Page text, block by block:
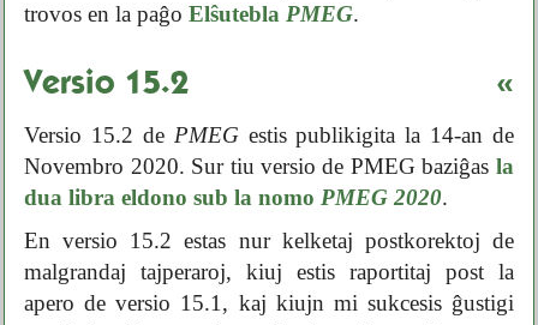
trovos en la paĝoElŝuteblaPMEG.
Versio 15.2 «
Versio 15.2 de PMEGestis publikigita la 14-an de
Novembro 2020. Sur tiu versio de PMEG baziĝas la
dua libra eldono sub la nomo PMEG 2020.
En versio 15.2 estas nur kelketaj postkorektoj de
malgrandaj tajperaroj, kiuj estis raportitaj post la
apero de versio 15.1, kaj kiujn mi sukcesis ĝustigi